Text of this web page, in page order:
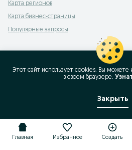
Карта регионов
Карта бизнес-страницы
Популярные запросы
Главная Избранное Создать
Этот сайт использует cookies. Вы
в своeм браузере.
Закрыть